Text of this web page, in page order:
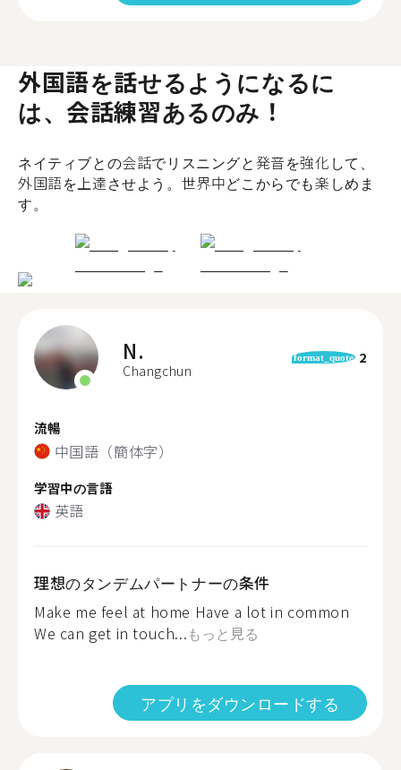
外国語を話せるようになるに
は、会話練習あるのみ！
ネイティブとの会話でリスニングと発音を強化して、
外国語を上達させよう。世界中どこからでも楽しめま
す。
N.
Changchun
format_quote 2
流暢
中国語（簡体字）
学習中の言語
英語
理想のタンデムパートナーの条件
Make me feel at home Have a lot in common
We can get in touch...もっと見る
アプリをダウンロードする